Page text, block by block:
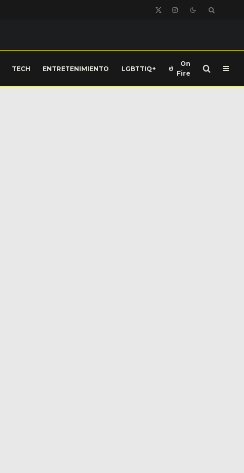
TECH ENTRETENIMIENTO LGBTTIQ+
On
Fire